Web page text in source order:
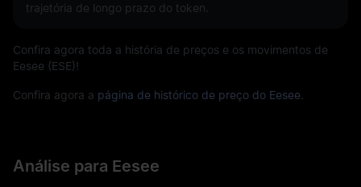
trajetória de longo prazo do token.
Confira agora toda a história de preços e os movimentos de
Eesee (ESE)!
Confira agora a página de histórico de preço do Eesee
Análise para Eesee